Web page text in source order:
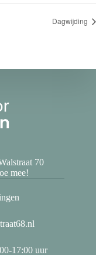
Dagwijding
70
mee!
17:00 uur